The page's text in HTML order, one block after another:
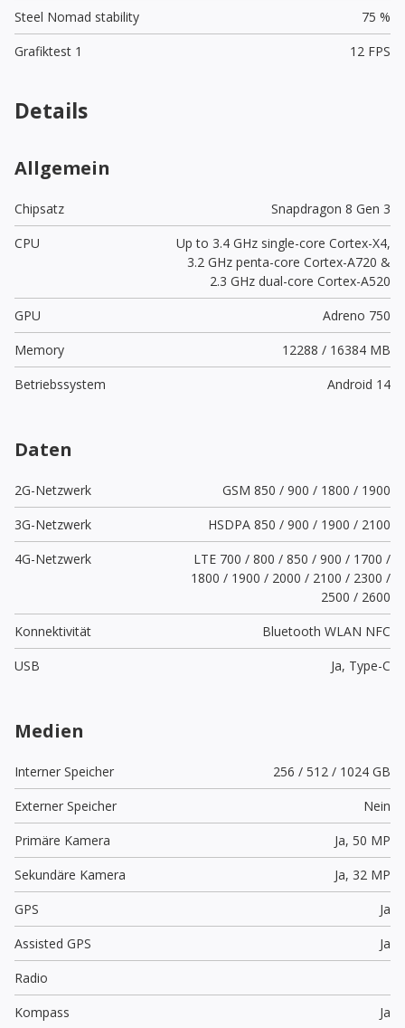
Steel Nomad stability
75 %
Grafiktest 1
12 FPS
Details
Allgemein
Chipsatz
Snapdragon 8 Gen 3
CPU
Up to 3.4 GHz single-core Cortex-X4,
3.2 GHz penta-core Cortex-A720 &
2.3 GHz dual-core Cortex-A520
GPU
Adreno 750
Memory
12288 / 16384 MB
Betriebssystem
Android 14
Daten
2G-Netzwerk
GSM 850 / 900 / 1800 / 1900
3G-Netzwerk
HSDPA 850 / 900 / 1900 / 2100
4G-Netzwerk
LTE 700 / 800 / 850 / 900 / 1700 /
1800 / 1900 / 2000 / 2100 / 2300 /
2500 / 2600
Konnektivität
Bluetooth WLAN NFC
USB
Ja, Type-C
Medien
Interner Speicher
256 / 512 / 1024 GB
Externer Speicher
Nein
Primäre Kamera
Ja, 50 MP
Sekundäre Kamera
Ja, 32 MP
GPS
Ja
Assisted GPS
Ja
Radio
Kompass
Ja